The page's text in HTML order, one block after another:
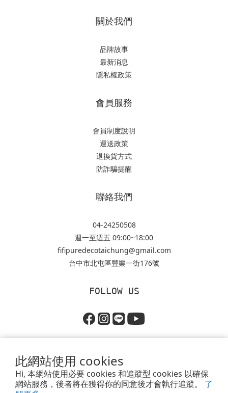
此網站使用 cookies
Hi, 本網站使用必要 cookies 和追蹤型 cookies 以確保
網站服務，後者將在獲得你的同意後才會執行追蹤。 了
關於我們
品牌故事
最新消息
隱私權政策
會員服務
會員制度說明
運送政策
退換貨方式
防詐騙提醒
聯絡我們
04-24250508
週一至週五 09:00~18:00
fifipuredecotaichung@gmail.com
台中市北屯區豐樂一街176號
FOLLOW US